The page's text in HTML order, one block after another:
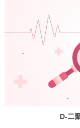
D-二